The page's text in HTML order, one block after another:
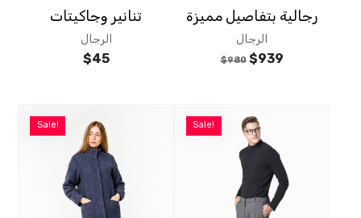
تنانير وجاكيتات
الرجال
$45
رجالية بتفاصيل مميزة
الرجال
$980 $939
Sale! Sale!